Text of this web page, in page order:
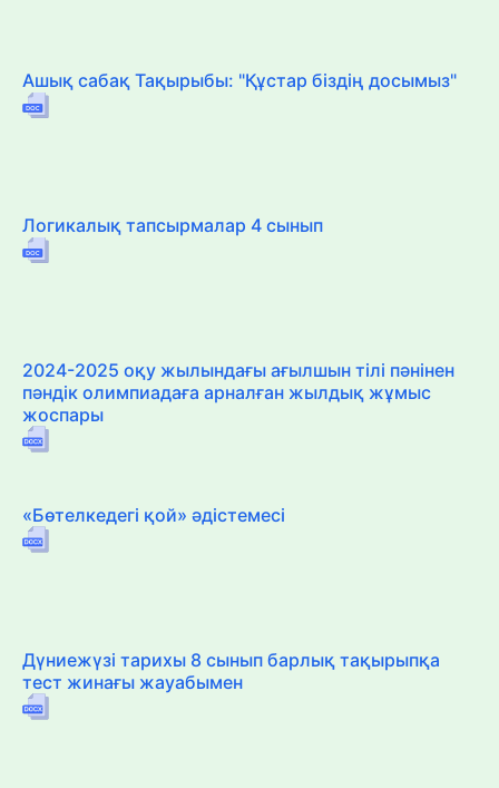
Ашық сабақ Тақырыбы: "Құстар біздің досымыз"
Логикалық тапсырмалар 4 сынып
2024-2025 оқу жылындағы ағылшын тілі пәнінен
пәндік олимпиадаға арналған жылдық жұмыс
жоспары
«Бөтелкедегі қой» әдістемесі
Дүниежүзі тарихы 8 сынып барлық тақырыпқа
тест жинағы жауабымен